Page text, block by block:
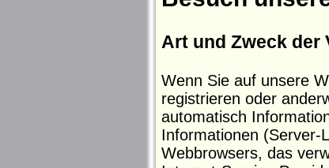
Art und Zweck der
Wenn Sie auf unsere
registrieren oder
automatisch
Informationen (Server-
Webbrowsers, das